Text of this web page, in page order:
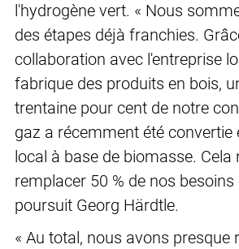
l'hydrogène vert. « Nous
des étapes déjà franchies.
collaboration avec l'entreprise
fabrique des produits en bois,
trentaine pour cent de notre
gaz a récemment été
local à base de biomasse.
remplacer 50 % de nos besoins
poursuit Georg Härdtle.
« Au total, nous avons presque